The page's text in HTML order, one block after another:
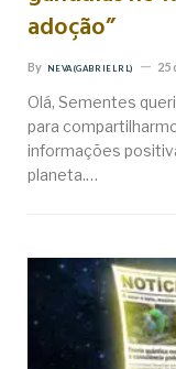
adoção”
By NEVA (GABRIEL RL) 25
Olá, Sementes
para
informações
planeta.…